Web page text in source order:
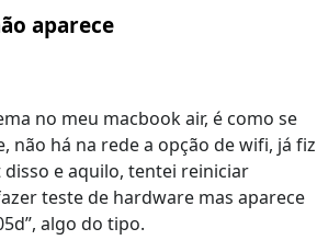
aparece
no meu macbook air, é como se
não há na rede a opção de wifi, já fiz
e aquilo, tentei reiniciar
teste de hardware mas aparece
algo do tipo.